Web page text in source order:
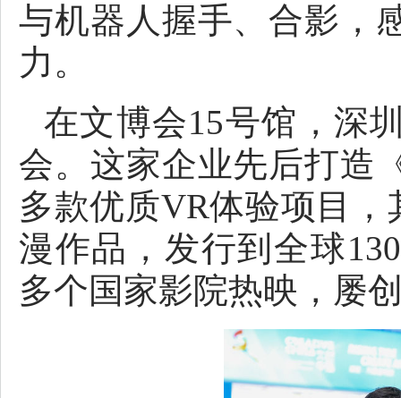
与机器人握手、合影，
力。
在文博会15号馆，深
会。这家企业先后打造
多款优质VR体验项目，
漫作品，发行到全球
多个国家影院热映，屡